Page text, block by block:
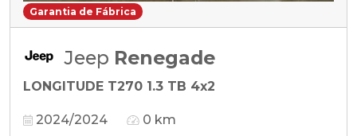
Garantia de Fábrica
Jeep Renegade
LONGITUDE T270 1.3 TB 4x2
2024/2024 0 km